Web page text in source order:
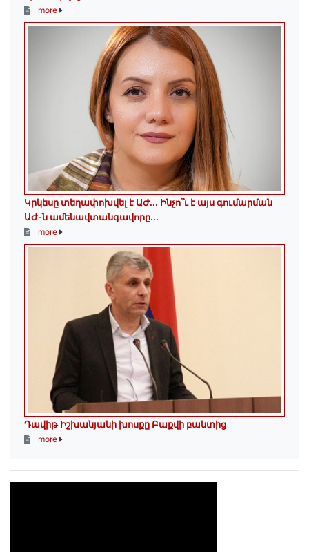
more
Կրկեսը տեղափոխվել է ԱԺ... Ինչո՞ւ է այս գումարման
ԱԺ-ն ամենավտանգավորը...
more
Դավիթ Իշխանյանի խոսքը Բաքվի բանտից
more